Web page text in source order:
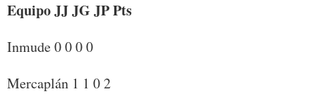
Equipo JJ JG JP Pts
Inmude 0 0 0 0
Mercaplán 1 1 0 2